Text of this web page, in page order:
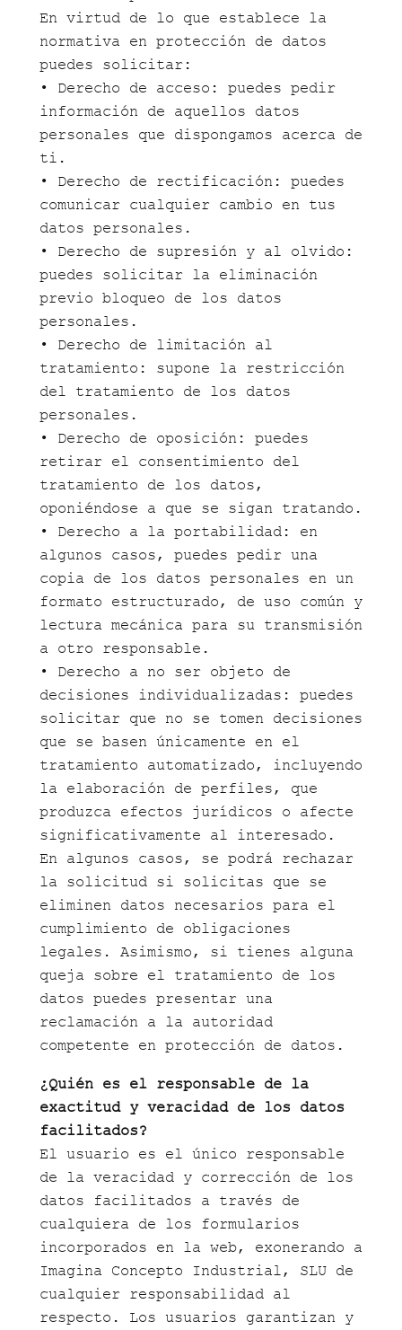
En virtud de lo que establece la
normativa en protección de datos
puedes solicitar:
• Derecho de acceso: puedes pedir
información de aquellos datos
personales que dispongamos acerca de
ti.
• Derecho de rectificación: puedes
comunicar cualquier cambio en tus
datos personales.
• Derecho de supresión y al olvido:
puedes solicitar la eliminación
previo bloqueo de los datos
personales.
• Derecho de limitación al
tratamiento: supone la restricción
del tratamiento de los datos
personales.
• Derecho de oposición: puedes
retirar el consentimiento del
tratamiento de los datos,
oponiéndose a que se sigan tratando.
• Derecho a la portabilidad: en
algunos casos, puedes pedir una
copia de los datos personales en un
formato estructurado, de uso común y
lectura mecánica para su transmisión
a otro responsable.
• Derecho a no ser objeto de
decisiones individualizadas: puedes
solicitar que no se tomen decisiones
que se basen únicamente en el
tratamiento automatizado, incluyendo
la elaboración de perfiles, que
produzca efectos jurídicos o afecte
significativamente al interesado.
En algunos casos, se podrá rechazar
la solicitud si solicitas que se
eliminen datos necesarios para el
cumplimiento de obligaciones
legales. Asimismo, si tienes alguna
queja sobre el tratamiento de los
datos puedes presentar una
reclamación a la autoridad
competente en protección de datos.
¿Quién es el responsable de la
exactitud y veracidad de los datos
facilitados?
El usuario es el único responsable
de la veracidad y corrección de los
datos facilitados a través de
cualquiera de los formularios
incorporados en la web, exonerando a
Imagina Concepto Industrial, SLU de
cualquier responsabilidad al
respecto. Los usuarios garantizan y